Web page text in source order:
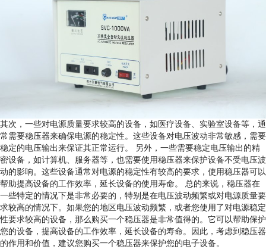
其次，一些对电源质量要求较高的设备，如医疗设备、实验室设备等，通
常需要稳压器来确保电源的稳定性。这些设备对电压波动非常敏感，需要
稳定的电压输出来保证其正常运行。 另外，一些需要稳定电压输出的精
密设备，如计算机、服务器等，也需要使用稳压器来保护设备不受电压波
动的影响。这些设备通常对电源的稳定性有较高的要求，使用稳压器可以
帮助提高设备的工作效率，延长设备的使用寿命。 总的来说，稳压器在
一些特定的情况下是非常必要的，特别是在电压波动频繁或对电源质量要
求较高的情况下。如果您的地区电压波动频繁，或者您使用了对电源稳定
性要求较高的设备，那么购买一个稳压器是非常值得的。它可以帮助保护
您的设备，提高设备的工作效率，延长设备的寿命。因此，考虑到稳压器
的作用和价值，建议您购买一个稳压器来保护您的电子设备。